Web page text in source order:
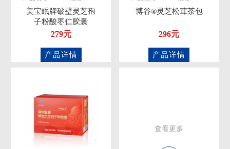
美宝眠牌破壁灵芝孢
子粉酸枣仁胶囊
279元
产品详情
博谷®灵芝松茸茶包
296元
产品详情
查看更多